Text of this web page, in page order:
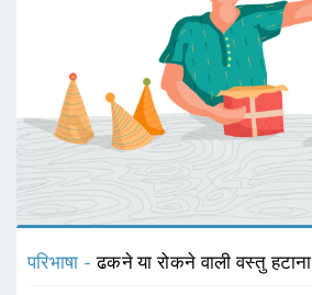
परिभाषा -ढकने या रोकने वाली वस्तु हटाना